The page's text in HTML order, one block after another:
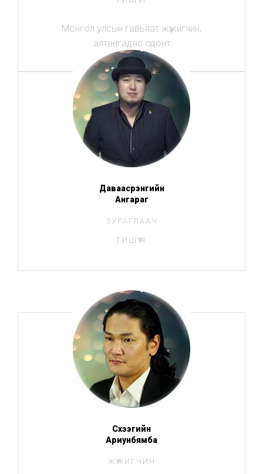
Монгол улсын гавьяат жүжигчин,
алтангадас одонт
Даваасүрэнгийн
Ангараг
ЗУРАГЛААЧ
ГИШҮҮН
Сүхээгийн
Ариунбямба
ЖҮЖИГЧИН